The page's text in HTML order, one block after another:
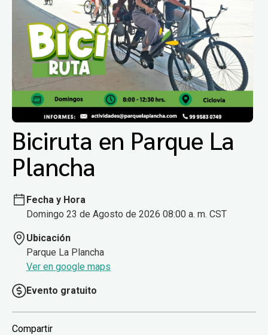
Biciruta en Parque La
Plancha
Fecha y Hora
Domingo 23 de Agosto de 2026 08:00 a. m. CST
Ubicación
Parque La Plancha
Ver en google maps
Evento gratuito
Compartir